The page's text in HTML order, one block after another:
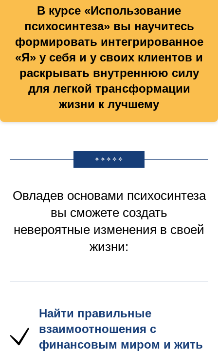
В курсе «Использование
психосинтеза» вы научитесь
формировать интегрированное
«Я» у себя и у своих клиентов и
раскрывать внутреннюю силу
для легкой трансформации
жизни к лучшему
✧✧✧✧✧
Овладев основами психосинтеза
вы сможете создать
невероятные изменения в своей
жизни:
Найти правильные
взаимоотношения с
финансовым миром и жить